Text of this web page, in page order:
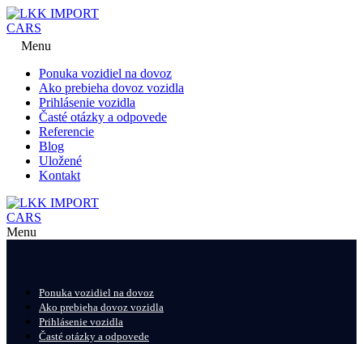
Menu
Ponuka vozidiel na dovoz
Ako prebieha dovoz vozidla
Prihlásenie vozidla
Časté otázky a odpovede
Referencie
Blog
Uložené
Kontakt
Menu
Ponuka vozidiel na dovoz
Ako prebieha dovoz vozidla
Prihlásenie vozidla
Časté otázky a odpovede